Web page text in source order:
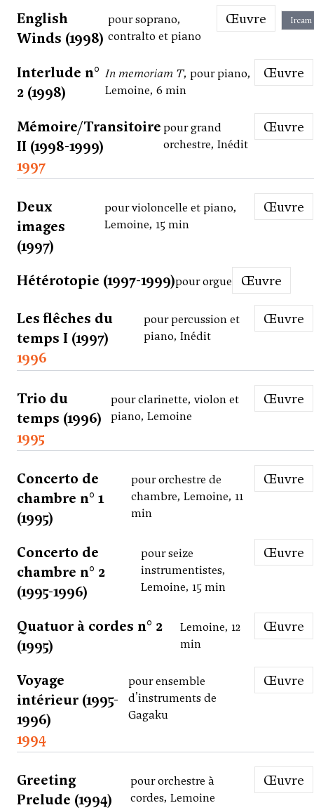
English
Winds (1998)
pour soprano,
contralto et piano
Œuvre Ircam
Interlude n°
2 (1998)
In memoriam T, pour piano,
Lemoine, 6 min
Œuvre
Mémoire/Transitoire
II (1998-1999)
pour grand
orchestre, Inédit
Œuvre
1997
Deux
images
(1997)
pour violoncelle et piano,
Lemoine, 15 min
Œuvre
Hétérotopie (1997-1999)pour orgue Œuvre
Les flêches du
temps I (1997)
pour percussion et
piano, Inédit
Œuvre
1996
Trio du
temps (1996)
pour clarinette, violon et
piano, Lemoine
Œuvre
1995
Concerto de
chambre n° 1
(1995)
pour orchestre de
chambre, Lemoine, 11
min
Œuvre
Concerto de
chambre n° 2
(1995-1996)
pour seize
instrumentistes,
Lemoine, 15 min
Œuvre
Quatuor à cordes n° 2
(1995)
Lemoine, 12
min
Œuvre
Voyage
intérieur (1995-
1996)
pour ensemble
d'instruments de
Gagaku
Œuvre
1994
Greeting
Prelude (1994)
pour orchestre à
cordes, Lemoine
Œuvre